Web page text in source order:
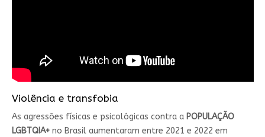
Violência e transfobia
As agressões físicas e psicológicas contra a POPULAÇÃO
LGBTQIA+no Brasil aumentaram entre 2021 e 2022 em